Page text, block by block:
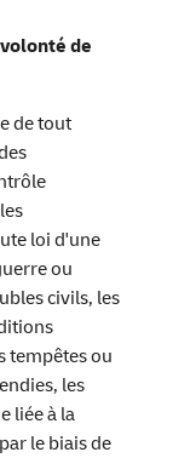
de
de tout
loi d'une
ou
civils, les
tempêtes ou
les
liée à la
le biais de